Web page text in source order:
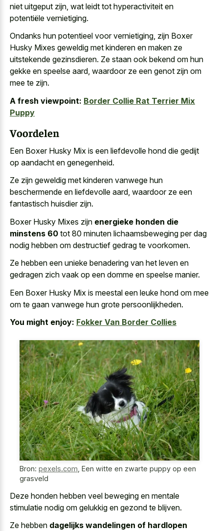
niet uitgeput zijn, wat leidt tot hyperactiviteit en
potentiële vernietiging.
Ondanks hun potentieel voor vernietiging, zijn Boxer
Husky Mixes geweldig met kinderen en maken ze
uitstekende gezinsdieren. Ze staan ook bekend om hun
gekke en speelse aard, waardoor ze een genot zijn om
mee te zijn.
A fresh viewpoint: Border Collie Rat Terrier Mix
Puppy
Voordelen
Een Boxer Husky Mix is een liefdevolle hond die gedijt
op aandacht en genegenheid.
Ze zijn geweldig met kinderen vanwege hun
beschermende en liefdevolle aard, waardoor ze een
fantastisch huisdier zijn.
Boxer Husky Mixes zijn energieke honden die
minstens 60 tot 80 minuten lichaamsbeweging per dag
nodig hebben om destructief gedrag te voorkomen.
Ze hebben een unieke benadering van het leven en
gedragen zich vaak op een domme en speelse manier.
Een Boxer Husky Mix is meestal een leuke hond om mee
om te gaan vanwege hun grote persoonlijkheden.
You might enjoy: Fokker Van Border Collies
Bron: pexels.com, Een witte en zwarte puppy op een
grasveld
Deze honden hebben veel beweging en mentale
stimulatie nodig om gelukkig en gezond te blijven.
Ze hebben dagelijks wandelingen of hardlopen